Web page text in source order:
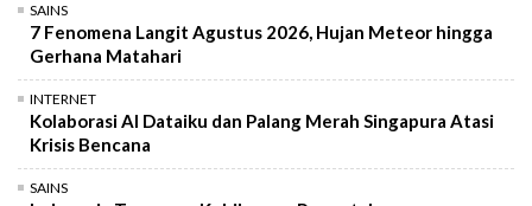
SAINS
7 Fenomena Langit Agustus 2026, Hujan Meteor hingga
Gerhana Matahari
INTERNET
Kolaborasi AI Dataiku dan Palang Merah Singapura Atasi
Krisis Bencana
SAINS